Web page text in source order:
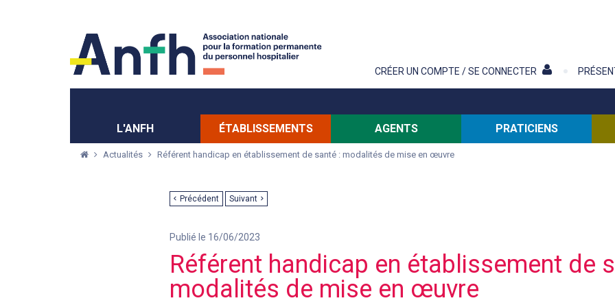
CRÉER UN COMPTE / SE CONNECTER
L'ANFH ÉTABLISSEMENTS AGENTS PRATICIENS
Actualités Référent handicap en établissement de santé : modalités de mise en œuvre
Précédent Suivant
Publié le 16/06/2023
Référent handicap en établissement de
modalités de mise en œuvre